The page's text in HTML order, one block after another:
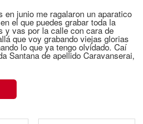
en junio me ragalaron un aparatico
el que puedes grabar toda la
y vas por la calle con cara de
que voy grabando viejas glorias
lo que ya tengo olvidado. Caí
Santana de apellido Caravanserai,